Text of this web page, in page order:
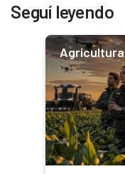
Seguí leyendo
Agricultura